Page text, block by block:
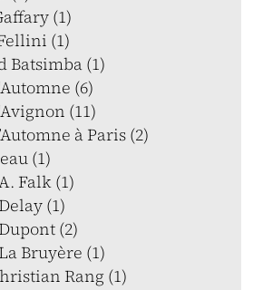
(1)
(1)
Batsimba (1)
(6)
(11)
à Paris (2)
(1)
Falk (1)
(1)
(2)
Bruyère (1)
Rang (1)